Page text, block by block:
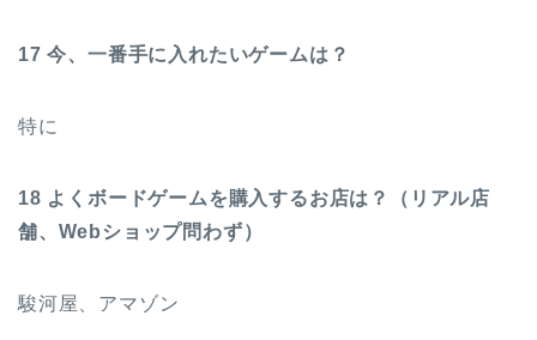
17 今、一番手に入れたいゲームは？
特に
18 よくボードゲームを購入するお店は？（リアル店
舗、Webショップ問わず）
駿河屋、アマゾン